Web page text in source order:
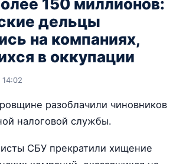
150 миллионов:
дельцы
на компаниях,
в оккупации
разоблачили чиновников
налоговой службы.
СБУ прекратили хищение